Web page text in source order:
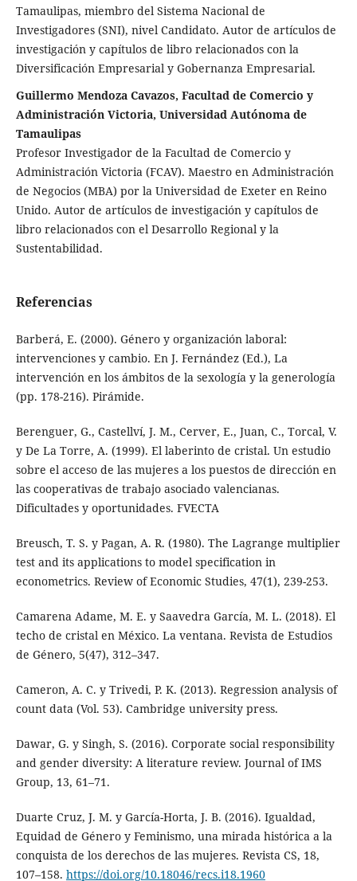
Tamaulipas, miembro del Sistema Nacional de
Investigadores (SNI), nivel Candidato. Autor de artículos de
investigación y capítulos de libro relacionados con la
Diversificación Empresarial y Gobernanza Empresarial.
Guillermo Mendoza Cavazos, Facultad de Comercio y
Administración Victoria, Universidad Autónoma de
Tamaulipas
Profesor Investigador de la Facultad de Comercio y
Administración Victoria (FCAV). Maestro en Administración
de Negocios (MBA) por la Universidad de Exeter en Reino
Unido. Autor de artículos de investigación y capítulos de
libro relacionados con el Desarrollo Regional y la
Sustentabilidad.
Referencias
Barberá, E. (2000). Género y organización laboral:
intervenciones y cambio. En J. Fernández (Ed.), La
intervención en los ámbitos de la sexología y la generología
(pp. 178-216). Pirámide.
Berenguer, G., Castellví, J. M., Cerver, E., Juan, C., Torcal, V.
y De La Torre, A. (1999). El laberinto de cristal. Un estudio
sobre el acceso de las mujeres a los puestos de dirección en
las cooperativas de trabajo asociado valencianas.
Dificultades y oportunidades. FVECTA
Breusch, T. S. y Pagan, A. R. (1980). The Lagrange multiplier
test and its applications to model specification in
econometrics. Review of Economic Studies, 47(1), 239-253.
Camarena Adame, M. E. y Saavedra García, M. L. (2018). El
techo de cristal en México. La ventana. Revista de Estudios
de Género, 5(47), 312–347.
Cameron, A. C. y Trivedi, P. K. (2013). Regression analysis of
count data (Vol. 53). Cambridge university press.
Dawar, G. y Singh, S. (2016). Corporate social responsibility
and gender diversity: A literature review. Journal of IMS
Group, 13, 61–71.
Duarte Cruz, J. M. y García-Horta, J. B. (2016). Igualdad,
Equidad de Género y Feminismo, una mirada histórica a la
conquista de los derechos de las mujeres. Revista CS, 18,
107–158. https://doi.org/10.18046/recs.i18.1960